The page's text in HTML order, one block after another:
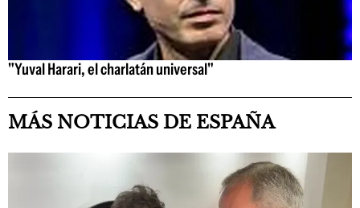
"Yuval Harari, el charlatán universal"
MÁS NOTICIAS DE ESPAÑA